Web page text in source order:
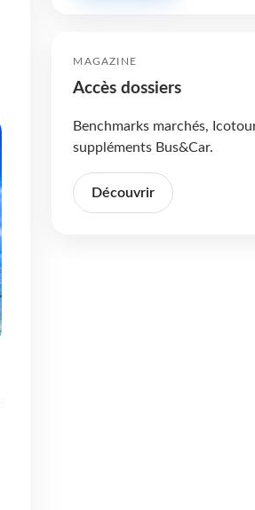
MAGAZINE
Accès dossiers
Benchmarks marchés,
suppléments Bus&Car.
Découvrir